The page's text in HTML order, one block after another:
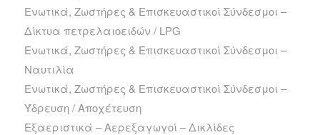
Ενωτικά, Ζωστήρες & Επισκευαστικοί Σύνδεσμοι –
Δίκτυα πετρελαιοειδών / LPG
Ενωτικά, Ζωστήρες & Επισκευαστικοί Σύνδεσμοι –
Ναυτιλία
Ενωτικά, Ζωστήρες & Επισκευαστικοί Σύνδεσμοι –
Ύδρευση / Αποχέτευση
Εξαεριστικά – Αερεξαγωγοί – Δικλίδες